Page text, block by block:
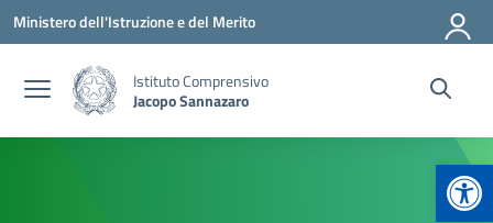
Vai ai contenuti
Vai al menu di navigazione
Vai al footer
Ministero dell'Istruzione e del Merito
Istituto Comprensivo
Jacopo Sannazaro